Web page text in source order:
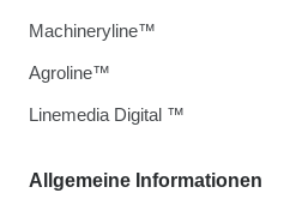
Allgemeine Informationen
Machineryline™
Agroline™
Linemedia Digital ™